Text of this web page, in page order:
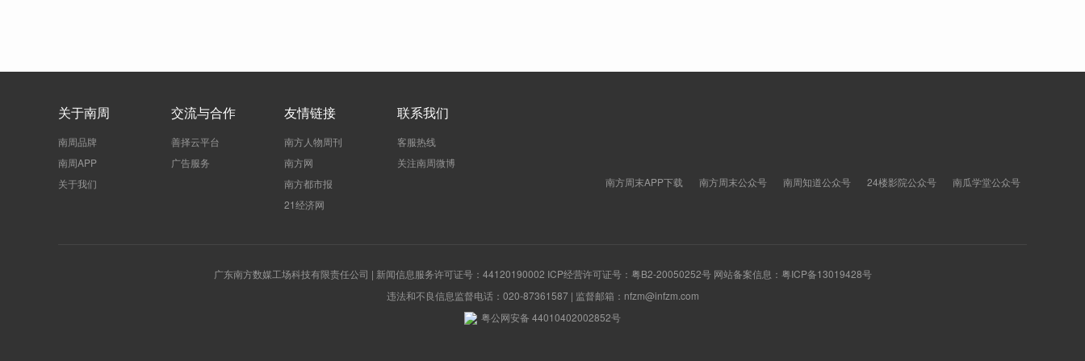
关于南周
南周品牌
南周APP
关于我们
交流与合作
善择云平台
广告服务
友情链接
南方人物周刊
南方网
南方都市报
21经济网
联系我们
客服热线
关注南周微博
南方周末APP下载
南方周末公众号 南周知道公众号 24楼影院公众号 南瓜学堂公众号
广东南方数媒工场科技有限责任公司 | 新闻信息服务许可证号：44120190002 ICP经营许可证号：粤B2-20050252号 网站备案信息： 粤ICP备13019428号
违法和不良信息监督电话：020-87361587 | 监督邮箱：nfzm@infzm.com
粤公网安备 44010402002852号